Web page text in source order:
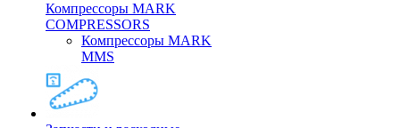
Компрессоры MARK
COMPRESSORS
Компрессоры MARK
MMS